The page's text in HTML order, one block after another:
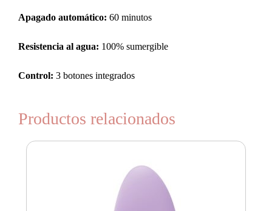
Apagado automático: 60 minutos
Resistencia al agua: 100% sumergible
Control: 3 botones integrados
Productos relacionados